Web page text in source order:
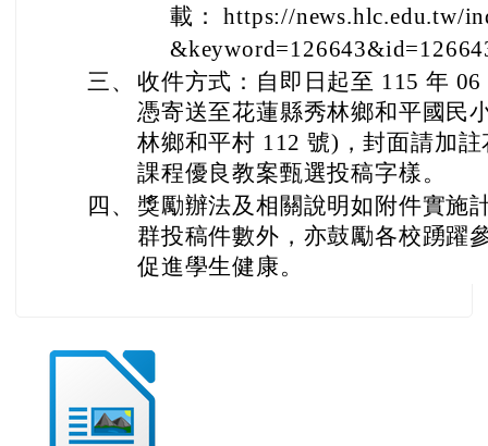
載： https://news.hlc.edu.tw/
三、
收件方式：自即日起至 115 年
憑寄送至花蓮縣秀林鄉和平國民
林鄉和平村 112 號)，封面請加
課程優良教案甄選投稿字樣。
四、
獎勵辦法及相關說明如附件實施
群投稿件數外，亦鼓勵各校踴躍
促進學生健康。